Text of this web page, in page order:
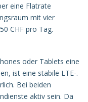
eine Flatrate
mit vier
CHF pro Tag.
oder Tablets eine
ist eine stabile LTE-.
Bei beiden
aktiv sein. Da